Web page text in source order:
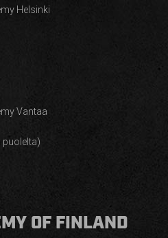
Helsinki
Vantaa
puolelta)
OF FINLAND